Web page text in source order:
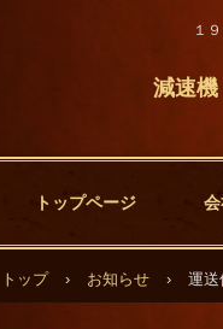
減速
１
トップページ
トップ › お知らせ › 運送